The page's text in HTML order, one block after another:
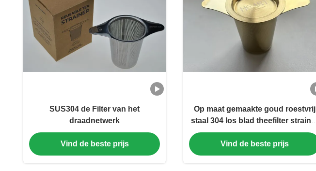
SUS304 de Filter van het
draadnetwerk
Vind de beste prijs
Op maat gemaakte goud roestvrij
staal 304 los blad theefilter strainer
herbruikbare metalen theefilter
infuser
Vind de beste prijs